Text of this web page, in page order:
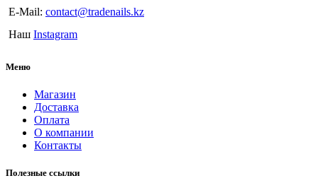
E-Mail: contact@tradenails.kz
Наш Instagram
Меню
Магазин
Доставка
Оплата
О компании
Контакты
Полезные ссылки